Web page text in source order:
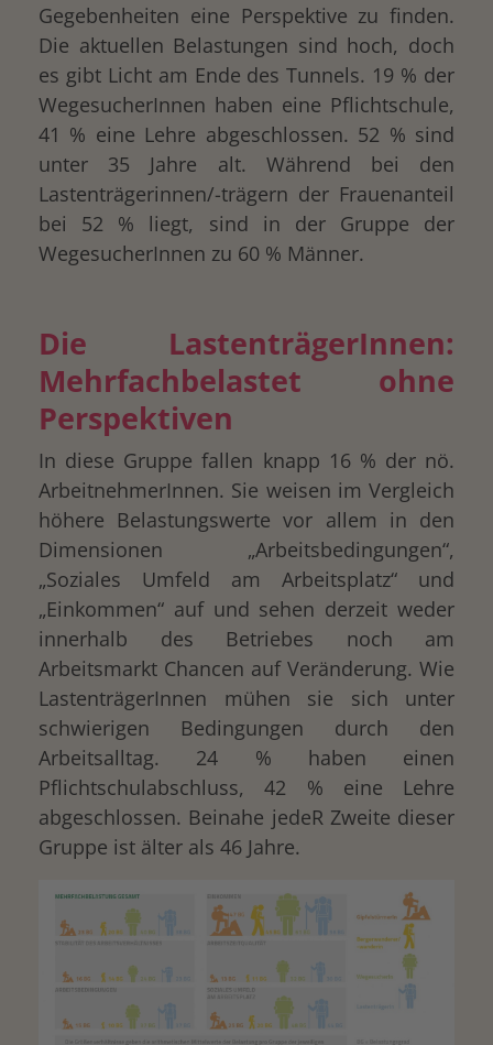
Gegebenheiten eine Perspektive zu finden.
Die aktuellen Belastungen sind hoch, doch
es gibt Licht am Ende des Tunnels. 19 % der
WegesucherInnen haben eine Pflichtschule,
41 % eine Lehre abgeschlossen. 52 % sind
unter 35 Jahre alt. Während bei den
Lastenträgerinnen/-trägern der Frauenanteil
bei 52 % liegt, sind in der Gruppe der
WegesucherInnen zu 60 % Männer.
Die LastenträgerInnen:
Mehrfachbelastet ohne
Perspektiven
In diese Gruppe fallen knapp 16 % der nö.
ArbeitnehmerInnen. Sie weisen im Vergleich
höhere Belastungswerte vor allem in den
Dimensionen „Arbeitsbedingungen“,
„Soziales Umfeld am Arbeitsplatz“ und
„Einkommen“ auf und sehen derzeit weder
innerhalb des Betriebes noch am
Arbeitsmarkt Chancen auf Veränderung. Wie
LastenträgerInnen mühen sie sich unter
schwierigen Bedingungen durch den
Arbeitsalltag. 24 % haben einen
Pflichtschulabschluss, 42 % eine Lehre
abgeschlossen. Beinahe jedeR Zweite dieser
Gruppe ist älter als 46 Jahre.